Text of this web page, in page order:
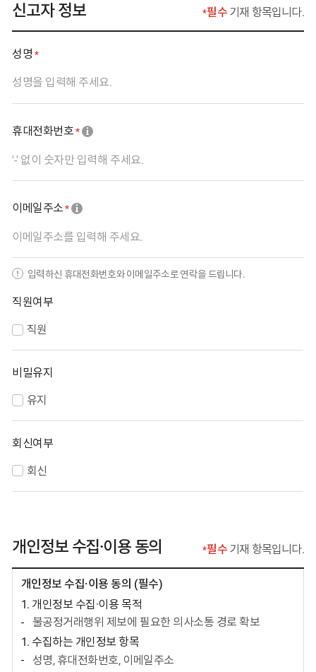
신고자 정보 필수 입력 사항 표기는
필수기재 항목입니다.
성명 필수 입력 사항
휴대전화번호 필수 입력 사항
툴팁
이메일주소 필수 입력 사항
툴팁
입력하신 휴대전화번호와 이메일주소로 연락을 드립니다.
직원여부
직원
비밀유지
유지
회신여부
회신
개인정보 수집·이용 동의 필수 입력 사항 표기는
필수기재 항목입니다.
개인정보 수집·이용 동의 (필수)
1. 개인정보 수집·이용 목적
불공정거래행위 제보에 필요한 의사소통 경로 확보
1. 수집하는 개인정보 항목
성명, 휴대전화번호, 이메일주소